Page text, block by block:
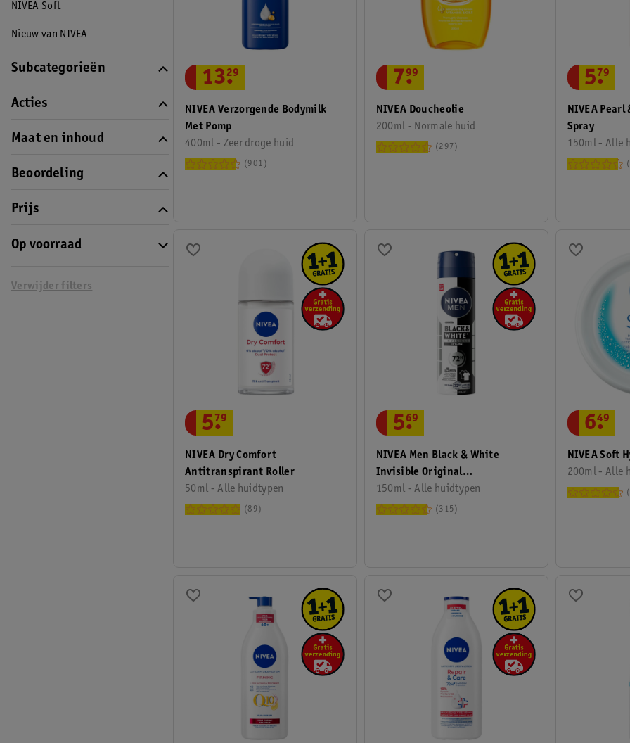
NIVEA Soft
Nieuw van NIVEA
Subcategorieën
Acties
Maat en inhoud
Beoordeling
Prijs
Op voorraad
Verwijder filters
NIVEA Verzorgende Bodymilk
Met Pomp
400ml - Zeer droge huid
13.
29
901
NIVEA Doucheolie
200ml - Normale huid
7.
99
297
NIVEA
Spray
150ml - Alle
5.
79
NIVEA Dry Comfort
Antitranspirant Roller
50ml - Alle huidtypen
5.
79
89
NIVEA Men Black & White
Invisible Original
Antitranspirant Spray
150ml - Alle huidtypen
5.
69
315
NIVEA Soft
200ml - Alle
6.
49